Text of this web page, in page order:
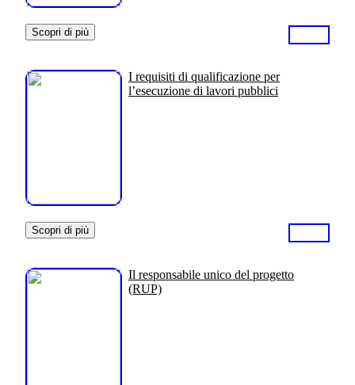
Scopri di più
I requisiti di qualificazione per
l’esecuzione di lavori pubblici
Scopri di più
Il responsabile unico del progetto
(RUP)